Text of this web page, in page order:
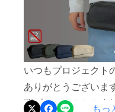
いつもプロジェクト
ありがとうございま
弾プロジェクトを大
もっ